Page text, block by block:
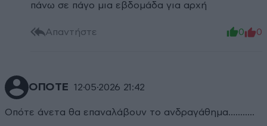
πάνω σε πάγο μια εβδομάδα για αρχή
Απαντήστε 0 0
ΟΠΟΤΕ 12·05·2026 21:42
Οπότε άνετα θα επαναλάβουν το ανδραγάθημα………..